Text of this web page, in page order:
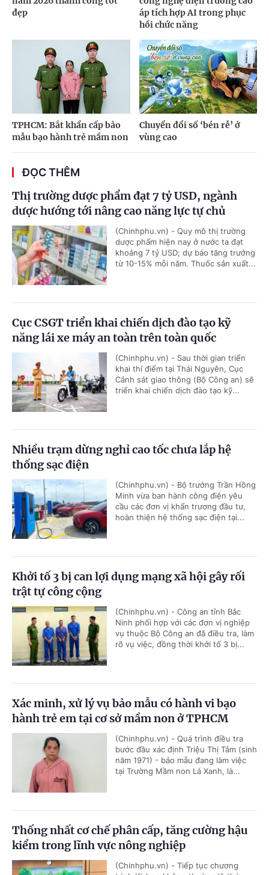
đẹp
áp tích hợp AI trong phục
hồi chức năng
TPHCM: Bắt khẩn cấp bảo
mẫu bạo hành trẻ mầm non
Chuyển đổi số ‘bén rễ’ ở
vùng cao
ĐỌC THÊM
Thị trường dược phẩm đạt 7 tỷ USD, ngành
dược hướng tới nâng cao năng lực tự chủ
(Chinhphu.vn) - Quy mô thị trường
dược phẩm hiện nay ở nước ta đạt
khoảng 7 tỷ USD; dự báo tăng trưởng
từ 10-15% mỗi năm. Thuốc sản xuất...
Cục CSGT triển khai chiến dịch đào tạo kỹ
năng lái xe máy an toàn trên toàn quốc
(Chinhphu.vn) - Sau thời gian triển
khai thí điểm tại Thái Nguyên, Cục
Cảnh sát giao thông (Bộ Công an) sẽ
triển khai chiến dịch đào tạo kỹ...
Nhiều trạm dừng nghỉ cao tốc chưa lắp hệ
thống sạc điện
(Chinhphu.vn) - Bộ trưởng Trần Hồng
Minh vừa ban hành công điện yêu
cầu các đơn vị khẩn trương đầu tư,
hoàn thiện hệ thống sạc điện tại...
Khởi tố 3 bị can lợi dụng mạng xã hội gây rối
trật tự công cộng
(Chinhphu.vn) - Công an tỉnh Bắc
Ninh phối hợp với các đơn vị nghiệp
vụ thuộc Bộ Công an đã điều tra, làm
rõ vụ việc, đồng thời khởi tố 3 bị...
Xác minh, xử lý vụ bảo mẫu có hành vi bạo
hành trẻ em tại cơ sở mầm non ở TPHCM
(Chinhphu.vn) - Quá trình điều tra
bước đầu xác định Triệu Thị Tâm (sinh
năm 1971) - bảo mẫu đang làm việc
tại Trường Mầm non Lá Xanh, là...
Thống nhất cơ chế phân cấp, tăng cường hậu
kiểm trong lĩnh vực nông nghiệp
(Chinhphu.vn) - Tiếp tục chương